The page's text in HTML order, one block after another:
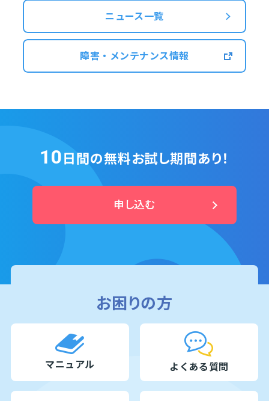
ニュース一覧
障害・メンテナンス情報
10 日間の無料お試し期間あり！
申し込む
お困りの方
マニュアル よくある質問